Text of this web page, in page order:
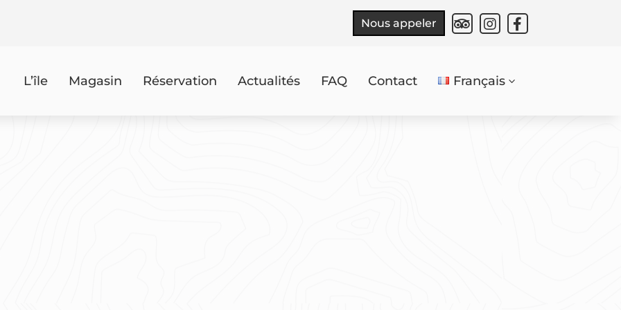
Nous appeler   
L’île Magasin Réservation Actualités FAQ Contact Français3